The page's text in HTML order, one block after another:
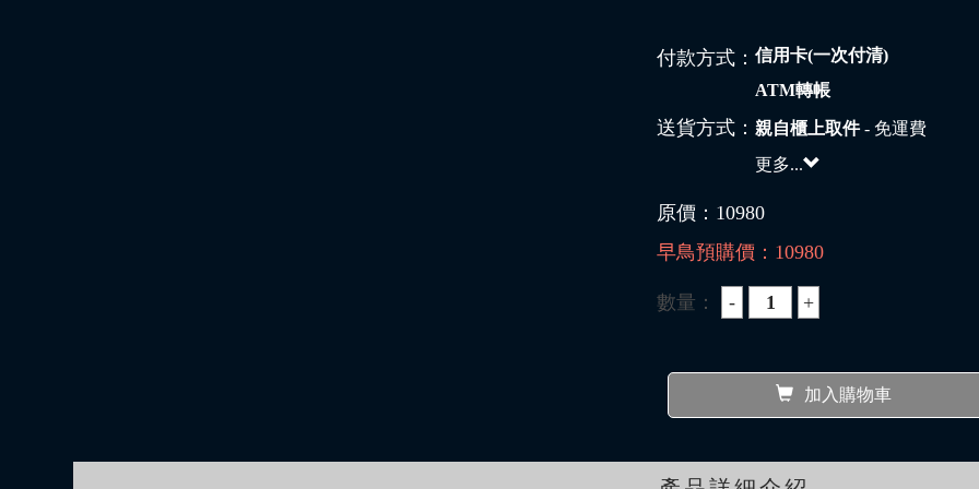
付款方式：信用卡(一次付清)
ATM轉帳
送貨方式：親自櫃上取件- 免運費
更多...
原價： 10980
早鳥預購價： 10980
數量：
加入購物車